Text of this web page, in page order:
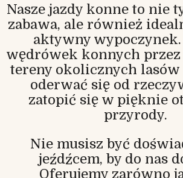
Nasze jazdy konne to nie
zabawa, ale również
aktywny wypoczynek.
wędrówek konnych
tereny okolicznych lasów
oderwać się od
zatopić się w pięknie
przyrody.
Nie musisz być
jeźdźcem, by do nas
Oferujemy zarówno